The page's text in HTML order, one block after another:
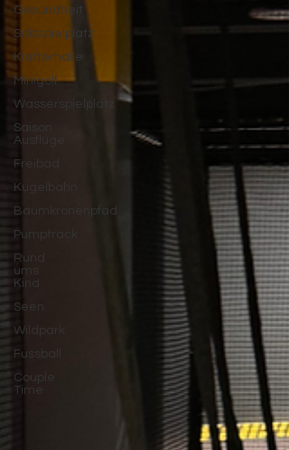
Gesundheit
Salzspielplatz
Kletterhalle
Minigolf
Wasserspielplatz
Saison
Ausflüge
Freibad
Kugelbahn
Baumkronenpfad
Pumptrack
Rund
ums
Kind
Seen
Wildpark
Fussball
Couple
Time